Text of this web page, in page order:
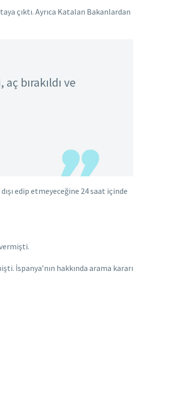
çıktı. Ayrıca Katalan Bakanlardan
bırakıldı ve
edip etmeyeceğine 24 saat içinde
İspanya’nın hakkında arama kararı